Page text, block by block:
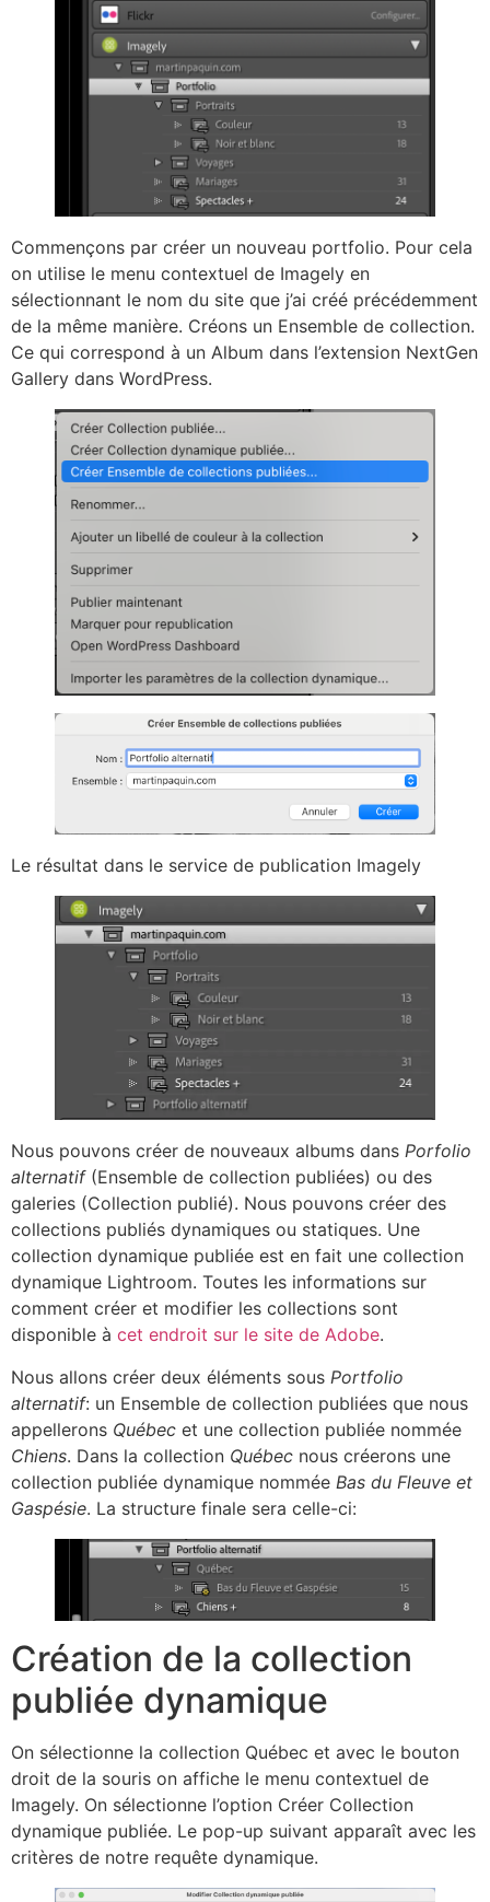
Commençons par créer un nouveau portfolio. Pour cela
on utilise le menu contextuel de Imagely en
sélectionnant le nom du site que j’ai créé précédemment
de la même manière. Créons un Ensemble de collection.
Ce qui correspond à un Album dans l’extension NextGen
Gallery dans WordPress.
Le résultat dans le service de publication Imagely
Nous pouvons créer de nouveaux albums dans Porfolio
alternatif(Ensemble de collection publiées) ou des
galeries (Collection publié). Nous pouvons créer des
collections publiés dynamiques ou statiques. Une
collection dynamique publiée est en fait une collection
dynamique Lightroom. Toutes les informations sur
comment créer et modifier les collections sont
disponible à cet endroit sur le site de Adobe.
Nous allons créer deux éléments sous Portfolio
alternatif: un Ensemble de collection publiées que nous
appellerons Québec et une collection publiée nommée
Chiens. Dans la collection Québec nous créerons une
collection publiée dynamique nommée Bas du Fleuve et
Gaspésie. La structure finale sera celle-ci:
Création de la collection
publiée dynamique
On sélectionne la collection Québec et avec le bouton
droit de la souris on affiche le menu contextuel de
Imagely. On sélectionne l’option Créer Collection
dynamique publiée. Le pop-up suivant apparaît avec les
critères de notre requête dynamique.